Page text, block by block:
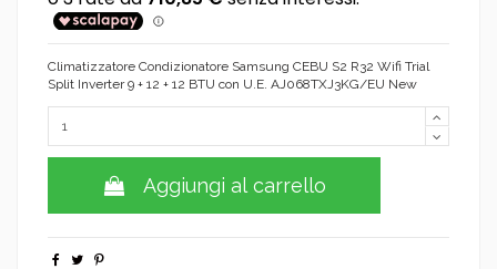
Climatizzatore Condizionatore Samsung CEBU S2 R32 Wifi Trial
Split Inverter 9 + 12 + 12 BTU con U.E. AJ068TXJ3KG/EU New
Aggiungi al carrello